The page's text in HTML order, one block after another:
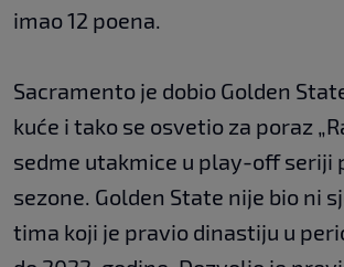
imao 12 poena.
Sacramento je dobio Golden
kuće i tako se osvetio za poraz
sedme utakmice u play-off seriji
sezone. Golden State nije bio ni
tima koji je pravio dinastiju u